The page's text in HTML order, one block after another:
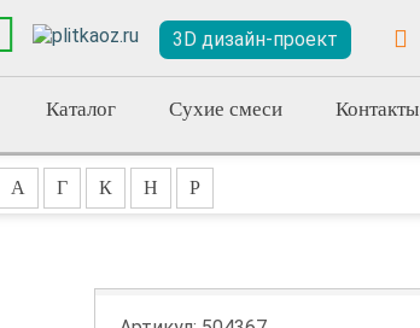
3D дизайн-проект
Каталог Сухие смеси Контакты
А Г К Н Р